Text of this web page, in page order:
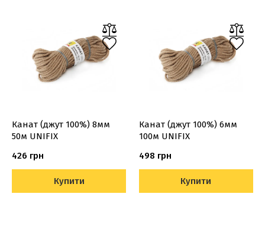
Канат (джут 100%) 8мм
50м UNIFIX
426 грн
Купити
Канат (джут 100%) 6мм
100м UNIFIX
498 грн
Купити